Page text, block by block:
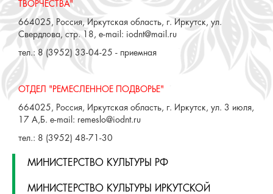
ОТДЕЛ "РЕМЕСЛЕННОЕ ПОДВОРЬЕ"
664025, Россия, Иркутская область, г. Иркутск, ул. 3 июля,
МИНИСТЕРСТВО КУЛЬТУРЫ РФ
ОБЛАСТИ
ГОСУДАРСТВЕННЫЙ РОССИЙСКИЙ ДОМ
НАРОДНОГО ТВОРЧЕСТВА